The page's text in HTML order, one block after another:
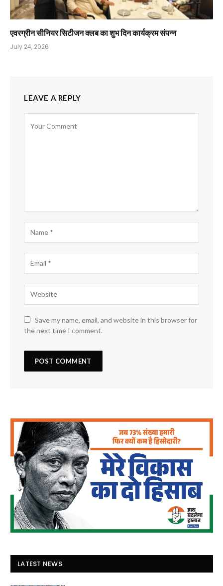
एवरग्रीन सीनियर सिटीजन क्लब का शुभ दिन कार्यक्रम संपन्न
July 24, 2026
LEAVE A REPLY
Save my name, email, and website in this browser for
the next time I comment.
LATEST NEWS